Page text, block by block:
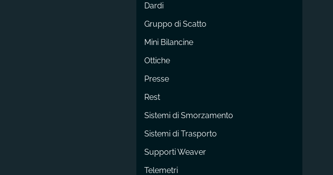
Dardi
Gruppo di Scatto
Mini Bilancine
Ottiche
Presse
Rest
Sistemi di Smorzamento
Sistemi di Trasporto
Supporti Weaver
Telemetri